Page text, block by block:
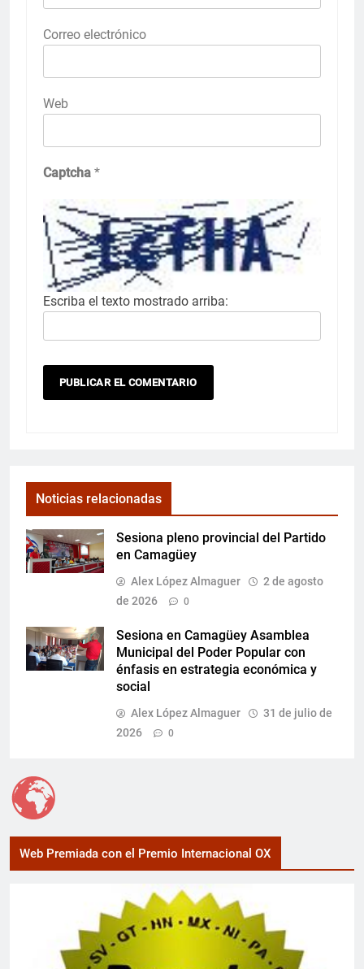
Correo electrónico
Web
Captcha *
Escriba el texto mostrado arriba:
Noticias relacionadas
Sesiona pleno provincial del Partido
en Camagüey
Alex López Almaguer
2 de agosto
de 2026
0
Sesiona en Camagüey Asamblea
Municipal del Poder Popular con
énfasis en estrategia económica y
social
Alex López Almaguer
31 de julio de
2026
0
Web Premiada con el Premio Internacional OX